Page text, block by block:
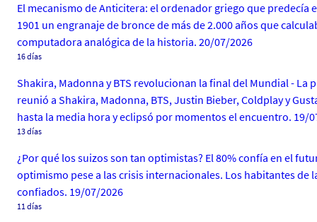
El mecanismo de Anticitera: el ordenador griego que predecía
1901 un engranaje de bronce de más de 2.000 años que
computadora analógica de la historia. 20/07/2026
16 días
Shakira, Madonna y BTS revolucionan la final del Mundial -
reunió a Shakira, Madonna, BTS, Justin Bieber, Coldplay y
hasta la media hora y eclipsó por momentos el encuentro. 19/
13 días
¿Por qué los suizos son tan optimistas? El 80% confía en el
optimismo pese a las crisis internacionales. Los habitantes de
confiados. 19/07/2026
11 días